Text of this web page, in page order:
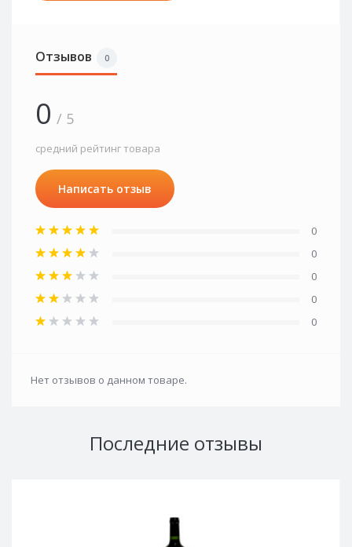
Отзывов 0
0 / 5
средний рейтинг товара
Написать отзыв
0
0
0
0
0
Нет отзывов о данном товаре.
Последние отзывы